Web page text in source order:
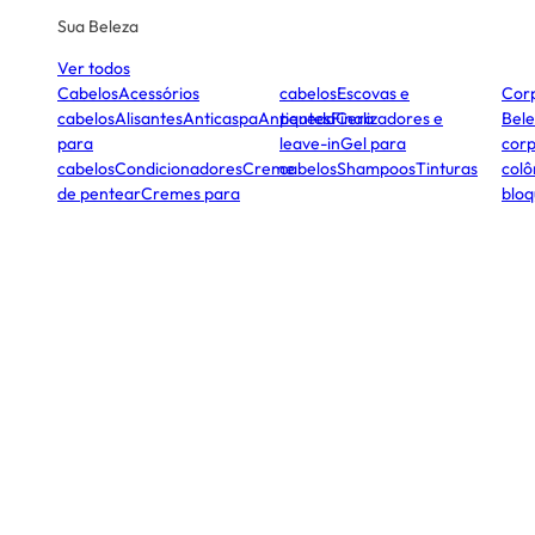
Sua Beleza
Ver todos
CabelosAcessórios
cabelosAlisantesAnticaspaAntiquedaCera
para
cabelosCondicionadoresCreme
de pentearCremes para
cabelosEscovas e
pentesFinalizadores e
leave-inGel para
cabelosShampoosTinturas